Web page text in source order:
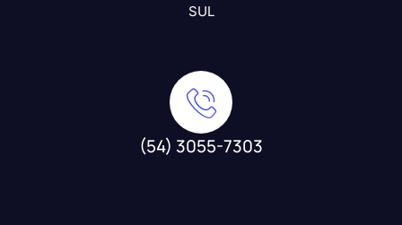
SUL
(54) 3055-7303